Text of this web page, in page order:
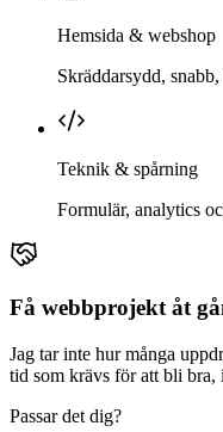
Hemsida & webshop
Skräddarsydd,
Teknik & spårning
Formulär, analytics
Få webbprojekt åt
Jag tar inte hur många
tid som krävs för att bli
Passar det dig?